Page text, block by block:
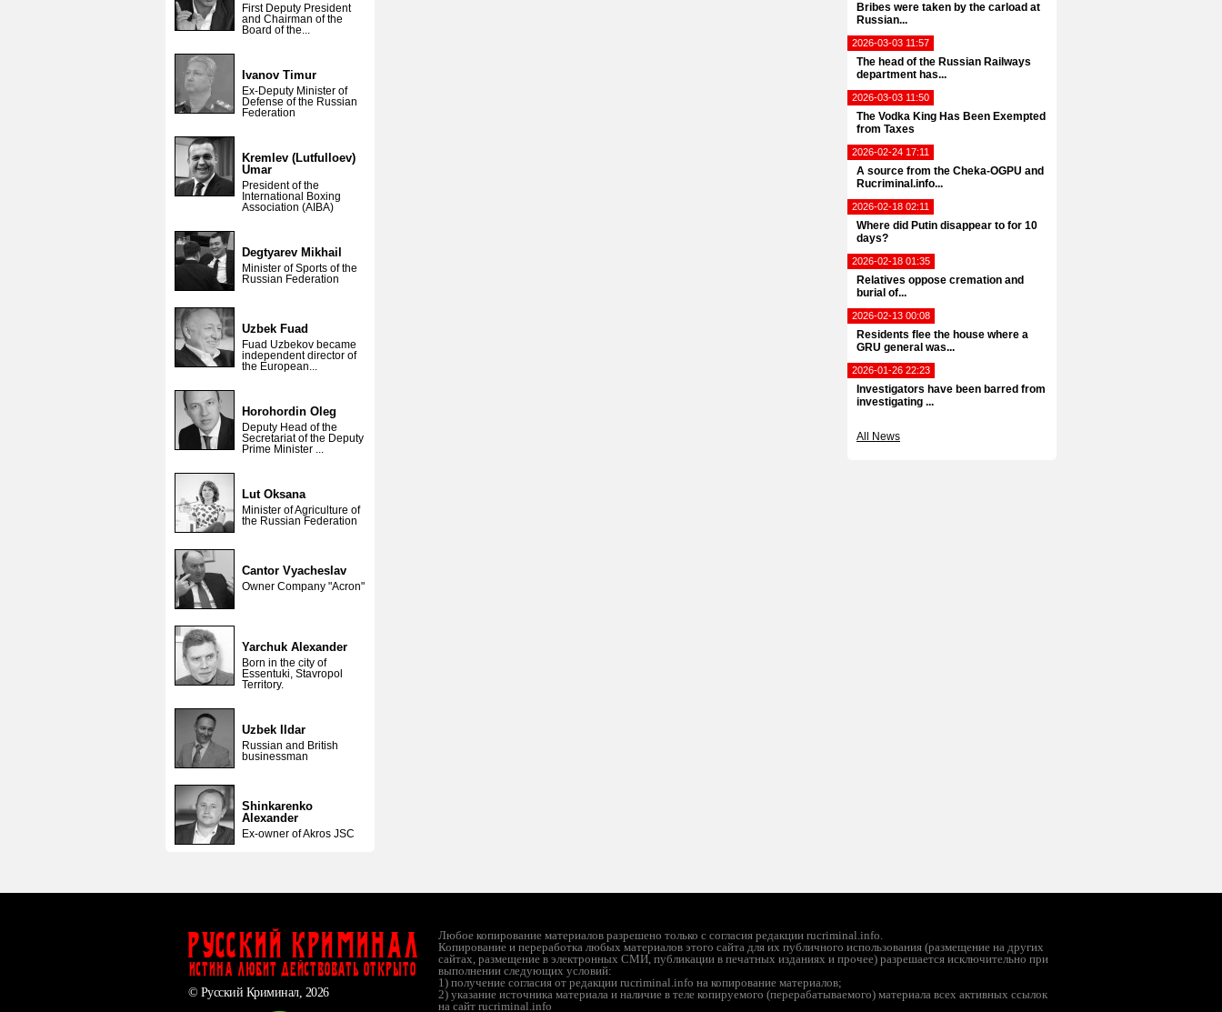
Bribes were taken by the carload at
Russian...
2026-03-03 11:57
The head of the Russian Railways
department has...
2026-03-03 11:50
The Vodka King Has Been Exempted
from Taxes
2026-02-24 17:11
A source from the Cheka-OGPU and
Rucriminal.info...
2026-02-18 02:11
Where did Putin disappear to for 10
days?
2026-02-18 01:35
Relatives oppose cremation and
burial of...
2026-02-13 00:08
Residents flee the house where a
GRU general was...
2026-01-26 22:23
Investigators have been barred from
investigating ...
All News
First Deputy President
and Chairman of the
Board of the...
Ivanov Timur
Ex-Deputy Minister of
Defense of the Russian
Federation
Kremlev (Lutfulloev)
Umar
President of the
International Boxing
Association (AIBA)
Degtyarev Mikhail
Minister of Sports of the
Russian Federation
Uzbek Fuad
Fuad Uzbekov became
independent director of
the European...
Horohordin Oleg
Deputy Head of the
Secretariat of the Deputy
Prime Minister ...
Lut Oksana
Minister of Agriculture of
the Russian Federation
Cantor Vyacheslav
Owner Company "Acron"
Yarchuk Alexander
Born in the city of
Essentuki, Stavropol
Territory.
Uzbek Ildar
Russian and British
businessman
Shinkarenko
Alexander
Ex-owner of Akros JSC
Русский Криминал
ИСТИНА ЛЮБИТ ДЕЙСТВОВАТЬ ОТКРЫТО
© Русский Криминал, 2026
Любое копирование материалов разрешено только с согласия редакции rucriminal.info.
Копирование и переработка любых материалов этого сайта для их публичного использования (размещение на других
сайтах, размещение в электронных СМИ, публикации в печатных изданиях и прочее) разрешается исключительно при
выполнении следующих условий:
1) получение согласия от редакции rucriminal.info на копирование материалов;
2) указание источника материала и наличие в теле копируемого (перерабатываемого) материала всех активных ссылок
на сайт rucriminal.info